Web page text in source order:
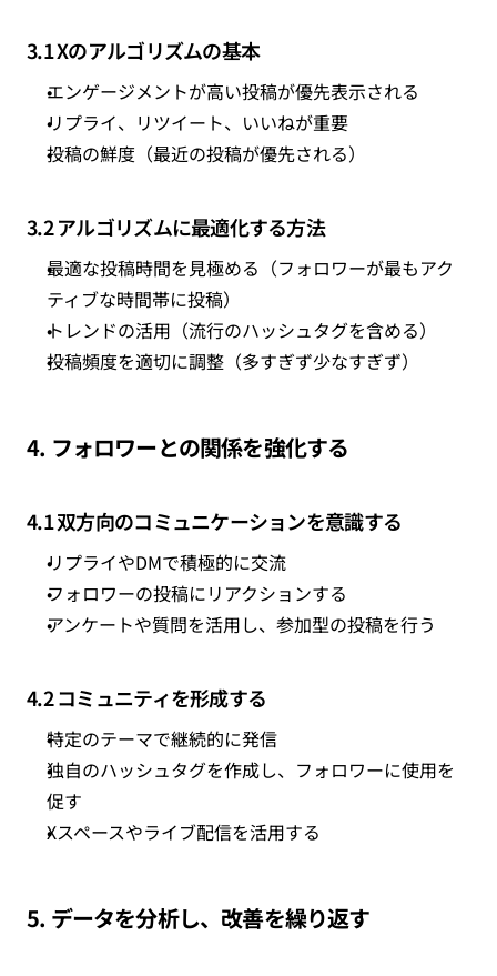
3.1 Xのアルゴリズムの基本
エンゲージメントが高い投稿が優先表示される
リプライ、リツイート、いいねが重要
投稿の鮮度（最近の投稿が優先される）
3.2 アルゴリズムに最適化する方法
最適な投稿時間を見極める（フォロワーが最もアク
ティブな時間帯に投稿）
トレンドの活用（流行のハッシュタグを含める）
投稿頻度を適切に調整（多すぎず少なすぎず）
4. フォロワーとの関係を強化する
4.1 双方向のコミュニケーションを意識する
リプライやDMで積極的に交流
フォロワーの投稿にリアクションする
アンケートや質問を活用し、参加型の投稿を行う
4.2 コミュニティを形成する
特定のテーマで継続的に発信
独自のハッシュタグを作成し、フォロワーに使用を
促す
Xスペースやライブ配信を活用する
5. データを分析し、改善を繰り返す